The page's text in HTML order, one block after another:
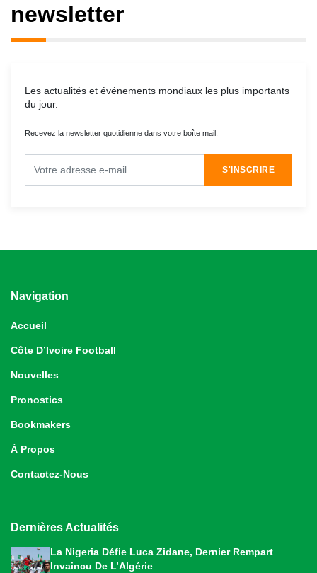
newsletter
Les actualités et événements mondiaux les plus importants
du jour.
Recevez la newsletter quotidienne dans votre boîte mail.
S'INSCRIRE
Navigation
Accueil
Côte D’Ivoire Football
Nouvelles
Pronostics
Bookmakers
À Propos
Contactez-Nous
Dernières Actualités
La Nigeria Défie Luca Zidane, Dernier Rempart
Invaincu De L’Algérie